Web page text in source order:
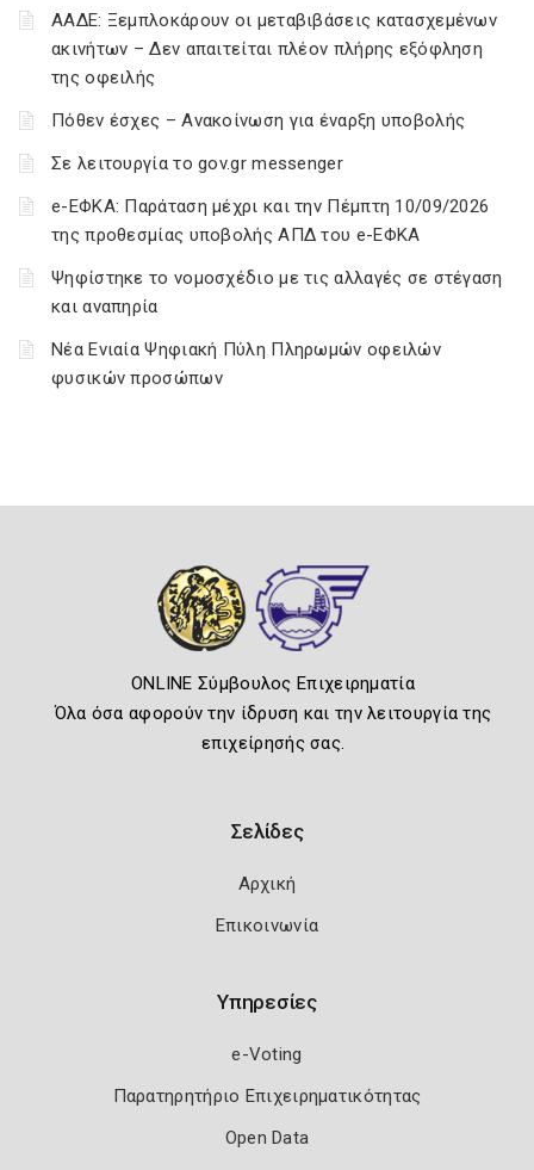
ΑΑΔΕ: Ξεμπλοκάρουν οι μεταβιβάσεις κατασχεμένων
ακινήτων – Δεν απαιτείται πλέον πλήρης εξόφληση
της οφειλής
Πόθεν έσχες – Ανακοίνωση για έναρξη υποβολής
Σε λειτουργία το gov.gr messenger
e-ΕΦΚΑ: Παράταση μέχρι και την Πέμπτη 10/09/2026
της προθεσμίας υποβολής ΑΠΔ του e-ΕΦΚΑ
Ψηφίστηκε το νομοσχέδιο με τις αλλαγές σε στέγαση
και αναπηρία
Νέα Ενιαία Ψηφιακή Πύλη Πληρωμών οφειλών
φυσικών προσώπων
ONLINE Σύμβουλος Επιχειρηματία
Όλα όσα αφορούν την ίδρυση και την λειτουργία της
επιχείρησής σας.
Σελίδες
Αρχική
Επικοινωνία
Υπηρεσίες
e-Voting
Παρατηρητήριο Επιχειρηματικότητας
Open Data